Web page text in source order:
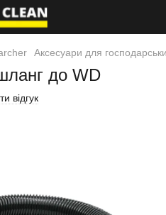
Аксесуари для
до WD
відгук